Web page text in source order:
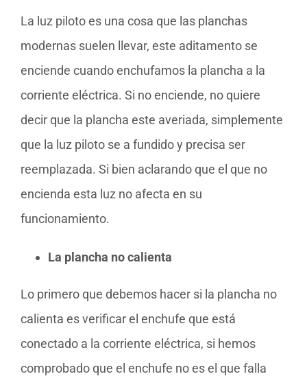
La luz piloto es una cosa que las planchas
modernas suelen llevar, este aditamento se
enciende cuando enchufamos la plancha a la
corriente eléctrica. Si no enciende, no quiere
decir que la plancha este averiada, simplemente
que la luz piloto se a fundido y precisa ser
reemplazada. Si bien aclarando que el que no
encienda esta luz no afecta en su
funcionamiento.
La plancha no calienta
Lo primero que debemos hacer si la plancha no
calienta es verificar el enchufe que está
conectado a la corriente eléctrica, si hemos
comprobado que el enchufe no es el que falla